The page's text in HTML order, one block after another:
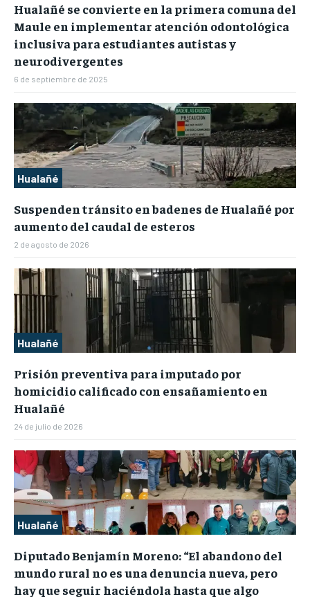
Hualañé se convierte en la primera comuna del
Maule en implementar atención odontológica
inclusiva para estudiantes autistas y
neurodivergentes
6 de septiembre de 2025
Hualañé
Suspenden tránsito en badenes de Hualañé por
aumento del caudal de esteros
2 de agosto de 2026
Hualañé
Prisión preventiva para imputado por
homicidio calificado con ensañamiento en
Hualañé
24 de julio de 2026
Hualañé
Diputado Benjamín Moreno: “El abandono del
mundo rural no es una denuncia nueva, pero
hay que seguir haciéndola hasta que algo